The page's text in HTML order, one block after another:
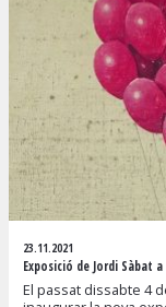
23.11.2021
Exposició de Jordi Sàbat
El passat dissabte 4